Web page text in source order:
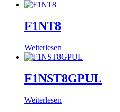
F1NT8
Weiterlesen
F1NST8GPUL
Weiterlesen